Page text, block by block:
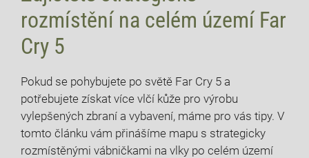
rozmístění na celém území Far
Cry 5
Pokud se pohybujete po světě Far Cry 5 a
potřebujete získat více vlčí kůže pro výrobu
vylepšených zbraní a vybavení, máme pro vás tipy. V
tomto článku vám přinášíme mapu s strategicky
rozmístěnými vábničkami na vlky po celém území